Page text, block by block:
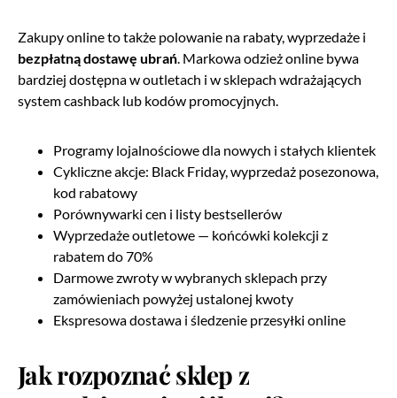
Zakupy online to także polowanie na rabaty, wyprzedaże i
bezpłatną dostawę ubrań. Markowa odzież online bywa
bardziej dostępna w outletach i w sklepach wdrażających
system cashback lub kodów promocyjnych.
Programy lojalnościowe dla nowych i stałych klientek
Cykliczne akcje: Black Friday, wyprzedaż posezonowa,
kod rabatowy
Porównywarki cen i listy bestsellerów
Wyprzedaże outletowe — końcówki kolekcji z
rabatem do 70%
Darmowe zwroty w wybranych sklepach przy
zamówieniach powyżej ustalonej kwoty
Ekspresowa dostawa i śledzenie przesyłki online
Jak rozpoznać sklep z